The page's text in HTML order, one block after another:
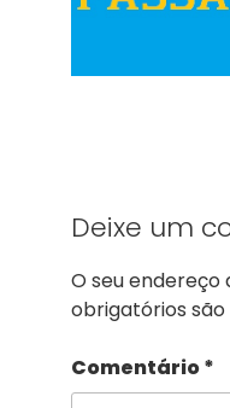
Deixe um
O seu endereço
obrigatórios
Comentário*